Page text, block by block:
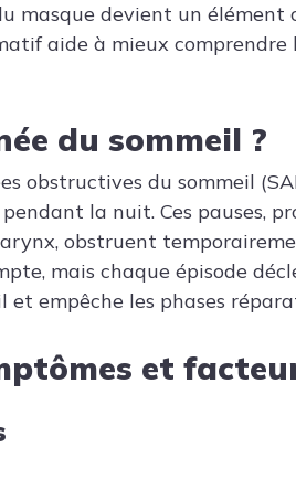
masque devient un élément
aide à mieux
du sommeil ?
obstructives du sommeil
la nuit. Ces pauses,
obstruent
mais chaque épisode
et empêche les phases
et